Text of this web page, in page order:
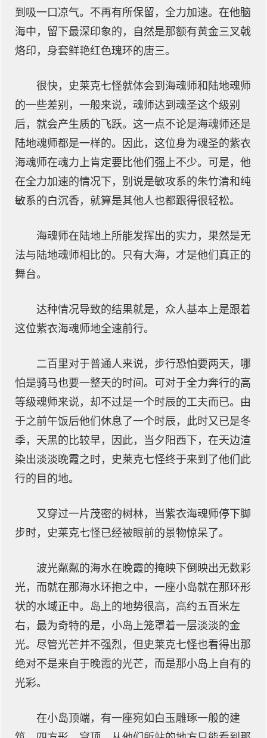
到吸一口凉气。不再有所保留，全力加速。在他脑
海中，留下最深印象的，自然是那额有黄金三叉戟
烙印，身套鲜艳红色瑰环的唐三。
很快，史莱克七怪就体会到海魂师和陆地魂师
的一些差别，一般来说，魂师达到魂圣这个级别
后，就会产生质的飞跃。这一点不论是海魂师还是
陆地魂师都是一样的。因此，这位身为魂圣的紫衣
海魂师在魂力上肯定要比他们强上不少。可是，他
在全力加速的情况下，别说是敏攻系的朱竹清和纯
敏系的白沉香，就算是其他人也都跟得很轻松。
海魂师在陆地上所能发挥出的实力，果然是无
法与陆地魂师相比的。只有大海，才是他们真正的
舞台。
达种情况导致的结果就是，众人基本上是跟着
这位紫衣海魂师地全速前行。
二百里对于普通人来说，步行恐怕要两天，哪
怕是骑马也要一整天的时间。可对于全力奔行的高
等级魂师来说，却不过是一个时辰的工夫而已。由
于之前午饭后他们休息了一个时辰，此时又已是冬
季，天黑的比较早，因此，当夕阳西下，在天边渲
染出淡淡晚霞之时，史莱克七怪终于来到了他们此
行的目的地。
又穿过一片茂密的树林，当紫衣海魂师停下脚
步时，史莱克七怪已经被眼前的景物惊呆了。
波光粼粼的海水在晚霞的掩映下倒映出无数彩
光，而就在那海水环抱之中，一座小岛就在那环形
状的水域正中。岛上的地势很高，高约五百米左
右，最为奇特的是，小岛上笼罩着一层淡淡的金
光。尽管光芒并不强烈，但史莱克七怪也看得出那
绝对不是来自于晚霞的光芒，而是那小岛上自有的
光彩。
在小岛顶端，有一座宛如白玉雕琢一般的建